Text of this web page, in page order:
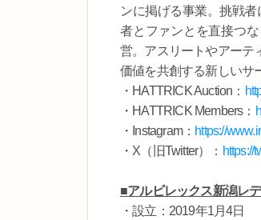
ンに掲げる事業。挑戦
者とファンとを直接つ
営。アスリートやアーテ
価値を共創する新しいサ
・HATTRICK Auction：
・HATTRICK Members：
・Instagram： https://
・X（旧Twitter）： https://
■アルビレックス新潟レ
・設立：2019年1月4日